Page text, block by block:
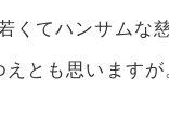
くてハンサムな
とも思います